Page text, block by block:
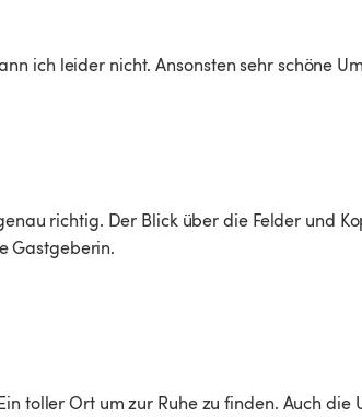
ich leider nicht. Ansonsten sehr schöne
richtig. Der Blick über die Felder und
Gastgeberin.
toller Ort um zur Ruhe zu finden. Auch